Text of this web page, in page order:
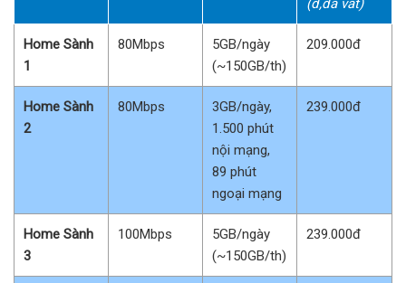
Home Sành
1
80Mbps
5GB/ngày
(~150GB/th)
209.000đ
Home Sành
2
80Mbps
3GB/ngày,
1.500 phút
nội mạng,
89 phút
ngoại mạng
239.000đ
Home Sành
3
100Mbps
5GB/ngày
(~150GB/th)
239.000đ